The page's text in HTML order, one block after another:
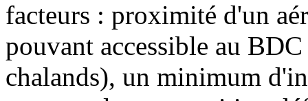
facteurs : proximité d'un
pouvant accessible au
chalands), un minimum